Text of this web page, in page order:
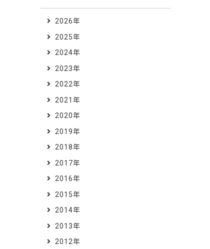
2026年
2025年
2024年
2023年
2022年
2021年
2020年
2019年
2018年
2017年
2016年
2015年
2014年
2013年
2012年